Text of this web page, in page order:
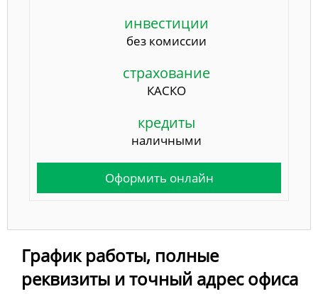
инвестиции
без комиссии
страхование
КАСКО
кредиты
наличными
Оформить онлайн
График работы, полные
реквизиты и точный адрес офиса